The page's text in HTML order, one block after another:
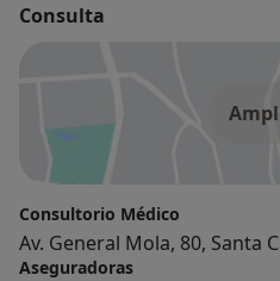
Consulta
Consultorio Médico
Av. General Mola, 80, Santa
Aseguradoras